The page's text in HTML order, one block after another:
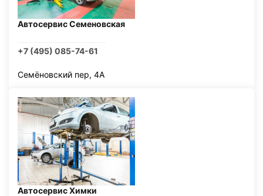
Автосервис Семеновская
+7 (495) 085-74-61
Семёновский пер, 4А
Автосервис Химки